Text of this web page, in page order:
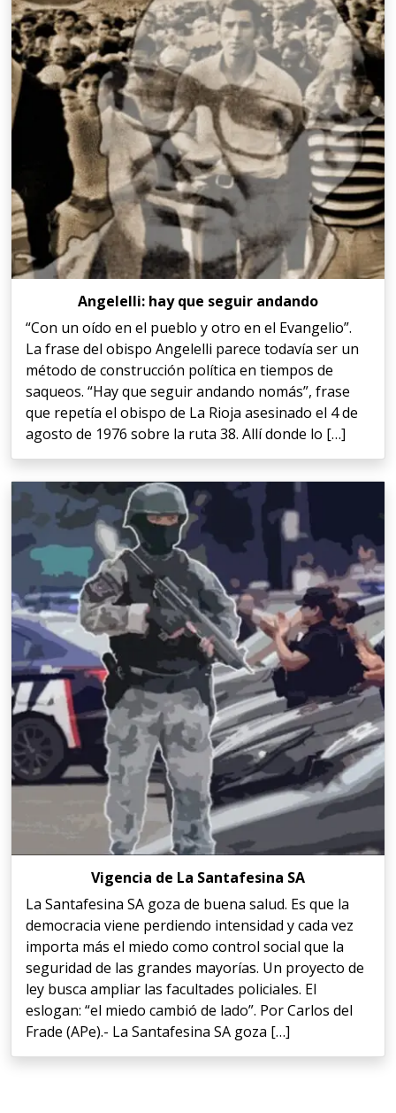
Angelelli: hay que seguir andando
“Con un oído en el pueblo y otro en el Evangelio”.
La frase del obispo Angelelli parece todavía ser un
método de construcción política en tiempos de
saqueos. “Hay que seguir andando nomás”, frase
que repetía el obispo de La Rioja asesinado el 4 de
agosto de 1976 sobre la ruta 38. Allí donde lo […]
Vigencia de La Santafesina SA
La Santafesina SA goza de buena salud. Es que la
democracia viene perdiendo intensidad y cada vez
importa más el miedo como control social que la
seguridad de las grandes mayorías. Un proyecto de
ley busca ampliar las facultades policiales. El
eslogan: “el miedo cambió de lado”. Por Carlos del
Frade (APe).- La Santafesina SA goza […]